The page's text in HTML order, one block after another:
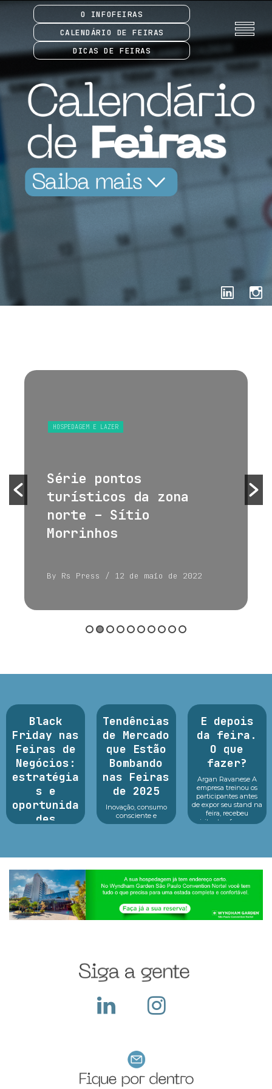
O INFOFEIRAS
CALENDÁRIO DE FEIRAS
DICAS DE FEIRAS
HOSPEDAGEM E LAZER
Série pontos
turísticos da zona
norte – Sítio
Morrinhos
By Rs Press / 12 de maio de 2022
Black
Friday nas
Feiras de
Negócios:
estratégia
s e
oportunida
des
essencial para
potencializar vendas,
fortalecer parcerias e
atrair novos clientes
em um dos períodos...
Tendências
de Mercado
que Estão
Bombando
nas Feiras
de 2025
Inovação, consumo
consciente e
tecnologia no centro
estão revelando um
E depois
da feira.
O que
fazer?
Argan Ravanese A
empresa treinou os
participantes antes
de expor seu stand na
feira, recebeu
visitantes, fez o seu